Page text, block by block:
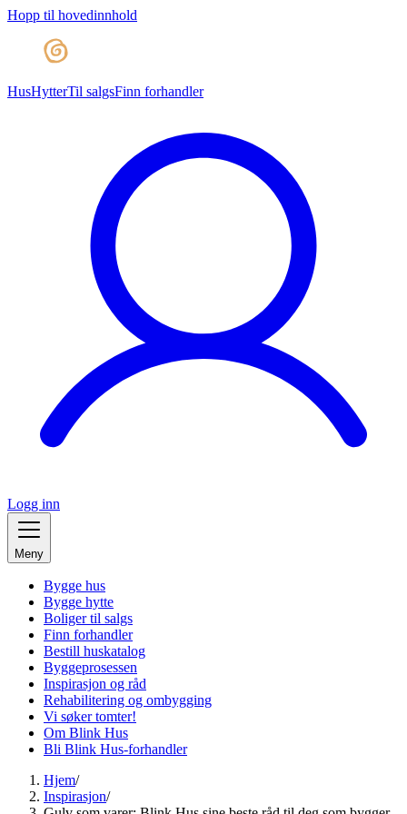
Hopp til hovedinnhold
HusHytterTil salgsFinn forhandler
Logg inn
Meny
Bygge hus
Bygge hytte
Boliger til salgs
Finn forhandler
Bestill huskatalog
Byggeprosessen
Inspirasjon og råd
Rehabilitering og ombygging
Vi søker tomter!
Om Blink Hus
Bli Blink Hus-forhandler
Hjem/
Inspirasjon/